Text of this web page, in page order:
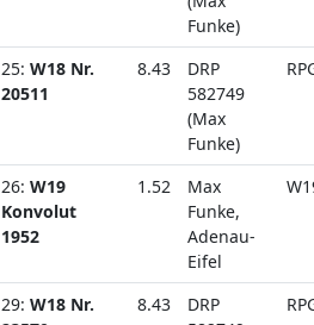
Funke)
25: W18 Nr.
20511
8.43
DRP
582749
(Max
Funke)
26: W19
Konvolut
1952
1.52
Max
Funke,
Adenau-
Eifel
29: W18 Nr.
8.43
DRP